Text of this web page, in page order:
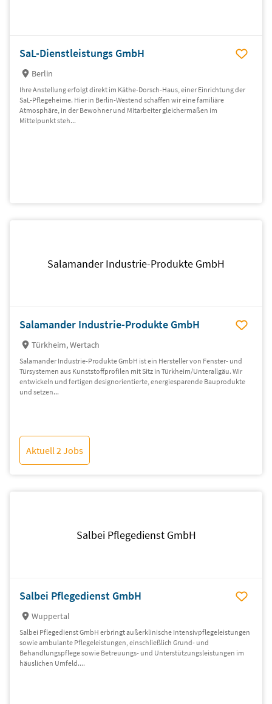
SaL-Dienstleistungs GmbH
Berlin
Ihre Anstellung erfolgt direkt im Käthe-Dorsch-Haus, einer Einrichtung der
SaL-Pflegeheime. Hier in Berlin-Westend schaffen wir eine familiäre
Atmosphäre, in der Bewohner und Mitarbeiter gleichermaßen im
Mittelpunkt steh...
Salamander Industrie-Produkte GmbH
Salamander Industrie-Produkte GmbH
Türkheim, Wertach
Salamander Industrie-Produkte GmbH ist ein Hersteller von Fenster- und
Türsystemen aus Kunststoffprofilen mit Sitz in Türkheim/Unterallgäu. Wir
entwickeln und fertigen designorientierte, energiesparende Bauprodukte
und setzen...
Aktuell 2 Jobs
Salbei Pflegedienst GmbH
Salbei Pflegedienst GmbH
Wuppertal
Salbei Pflegedienst GmbH erbringt außerklinische Intensivpflegeleistungen
sowie ambulante Pflegeleistungen, einschließlich Grund- und
Behandlungspflege sowie Betreuungs- und Unterstützungsleistungen im
häuslichen Umfeld....